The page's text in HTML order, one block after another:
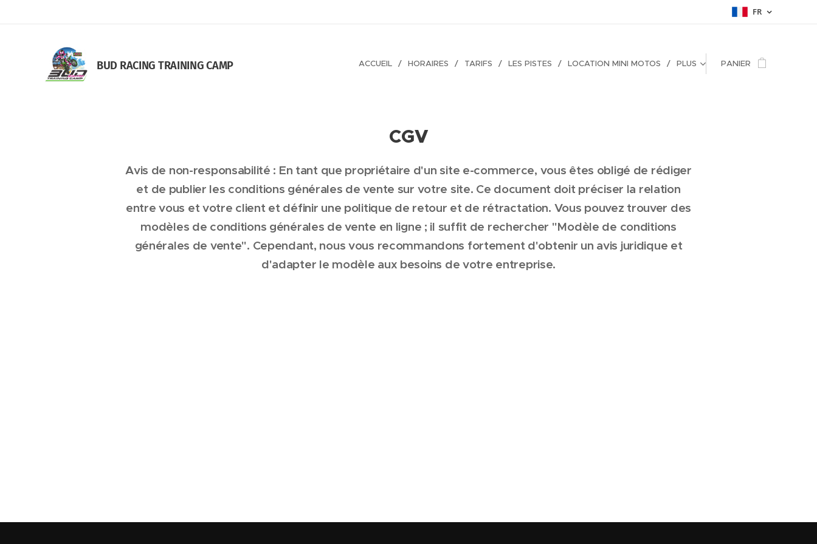
FR
BUD RACING TRAINING CAMP ACCUEIL HORAIRES TARIFS LES PISTES LOCATION MINI MOTOS PLUS PANIER
CGV
Avis de non-responsabilité : En tant que propriétaire d'un site e-commerce, vous êtes obligé de rédiger
et de publier les conditions générales de vente sur votre site. Ce document doit préciser la relation
entre vous et votre client et définir une politique de retour et de rétractation. Vous pouvez trouver des
modèles de conditions générales de vente en ligne ; il suffit de rechercher "Modèle de conditions
générales de vente". Cependant, nous vous recommandons fortement d'obtenir un avis juridique et
d'adapter le modèle aux besoins de votre entreprise.